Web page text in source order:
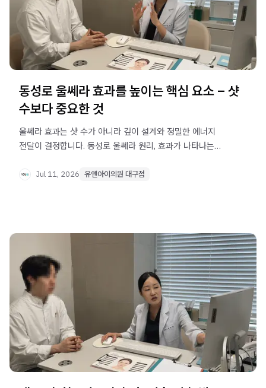
동성로 울쎄라 효과를 높이는 핵심 요소 – 샷
수보다 중요한 것
울쎄라 효과는 샷 수가 아니라 깊이 설계와 정밀한 에너지
전달이 결정합니다. 동성로 울쎄라 원리, 효과가 나타나는
Jul 11, 2026 유앤아이의원 대구점